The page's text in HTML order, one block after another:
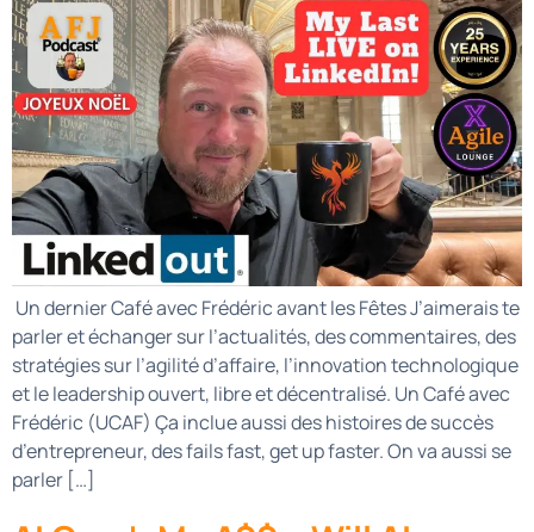
Un dernier Café avec Frédéric avant les Fêtes J’aimerais te
parler et échanger sur l’actualités, des commentaires, des
stratégies sur l’agilité d’affaire, l’innovation technologique
et le leadership ouvert, libre et décentralisé. Un Café avec
Frédéric (UCAF) Ça inclue aussi des histoires de succès
d’entrepreneur, des fails fast, get up faster. On va aussi se
parler […]